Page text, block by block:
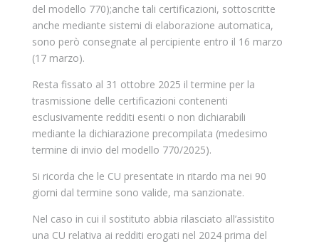
del modello 770);anche tali certificazioni, sottoscritte
anche mediante sistemi di elaborazione automatica,
sono però consegnate al percipiente entro il 16 marzo
(17 marzo).
Resta fissato al 31 ottobre 2025 il termine per la
trasmissione delle certificazioni contenenti
esclusivamente redditi esenti o non dichiarabili
mediante la dichiarazione precompilata (medesimo
termine di invio del modello 770/2025).
Si ricorda che le CU presentate in ritardo ma nei 90
giorni dal termine sono valide, ma sanzionate.
Nel caso in cui il sostituto abbia rilasciato all’assistito
una CU relativa ai redditi erogati nel 2024 prima del